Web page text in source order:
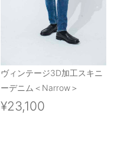
ヴィンテージ3D加工スキニ
ーデニム＜Narrow＞
¥23,100